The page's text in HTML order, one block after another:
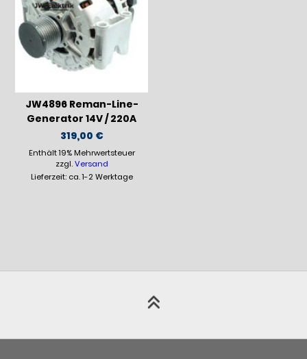
JW4896 Reman-Line-
Generator 14V / 220A
319,00 €
Enthält 19% Mehrwertsteuer
zzgl.Versand
Lieferzeit: ca. 1-2 Werktage